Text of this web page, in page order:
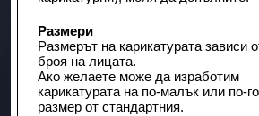
Размери
Размерът на карикатурата зависи
броя на лицата.
Ако желаете може да изработим
карикатурата на по-малък или по-
размер от стандартния.